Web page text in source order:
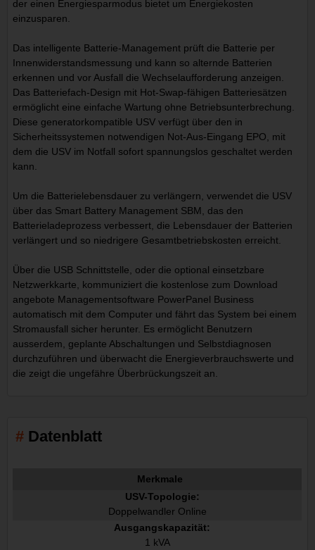
der einen Energiesparmodus bietet um Energiekosten
einzusparen.
Das intelligente Batterie-Management prüft die Batterie per
Innenwiderstandsmessung und kann so alternde Batterien
erkennen und vor Ausfall die Wechselaufforderung anzeigen.
Das Batteriefach-Design mit Hot-Swap-fähigen Batteriesätzen
ermöglicht eine einfache Wartung ohne Betriebsunterbrechung.
Diese generatorkompatible USV verfügt über den in
Sicherheitssystemen notwendigen Not-Aus-Eingang EPO, mit
dem die USV im Notfall sofort spannungslos geschaltet werden
kann.
Um die Batterielebensdauer zu verlängern, verwendet die USV
über das Smart Battery Management SBM, das den
Batterieladeprozess verbessert, die Lebensdauer der Batterien
verlängert und so niedrigere Gesamtbetriebskosten erreicht.
Über die USB Schnittstelle, oder die optional einsetzbare
Netzwerkkarte, kommuniziert die kostenlose zum Download
angebote Managementsoftware PowerPanel Business
automatisch mit dem Computer und fährt das System bei einem
Stromausfall sicher herunter. Es ermöglicht Benutzern
ausserdem, geplante Abschaltungen und Selbstdiagnosen
durchzuführen und überwacht die Energieverbrauchswerte und
die zeigt die ungefähre Überbrückungszeit an.
Datenblatt
Merkmale
USV-Topologie:
Doppelwandler Online
Ausgangskapazität:
1 kVA